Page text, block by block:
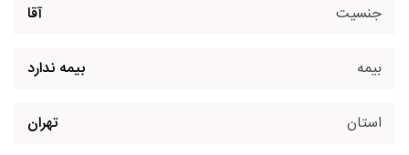
جنسیت آقا
بیمه بیمه ندارد
استان تهران